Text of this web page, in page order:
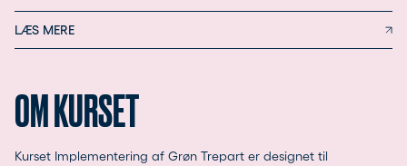
LÆS MERE
OM KURSET
Kurset Implementering af Grøn Trepart er designet til